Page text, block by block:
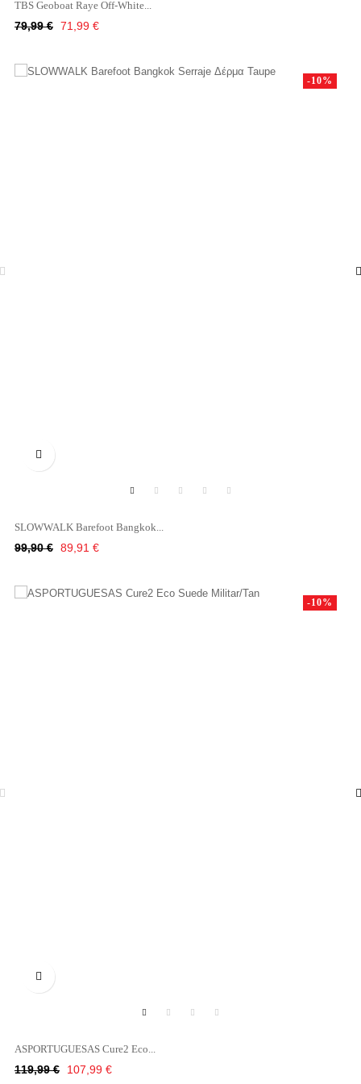
TBS Geoboat Raye Off-White...
Κανονική
79,99 € Τιμή
71,99 €

SLOWWALK Barefoot Bangkok...
Κανονική
99,90 €
-10%
Τιμή
89,91 €

ASPORTUGUESAS Cure2 Eco...
Κανονική
119,99 €
-10%
Τιμή
107,99 €